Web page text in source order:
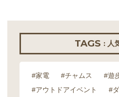
TAGS : 人
#家電 #チャムス #遊
#アウトドアイベント
#